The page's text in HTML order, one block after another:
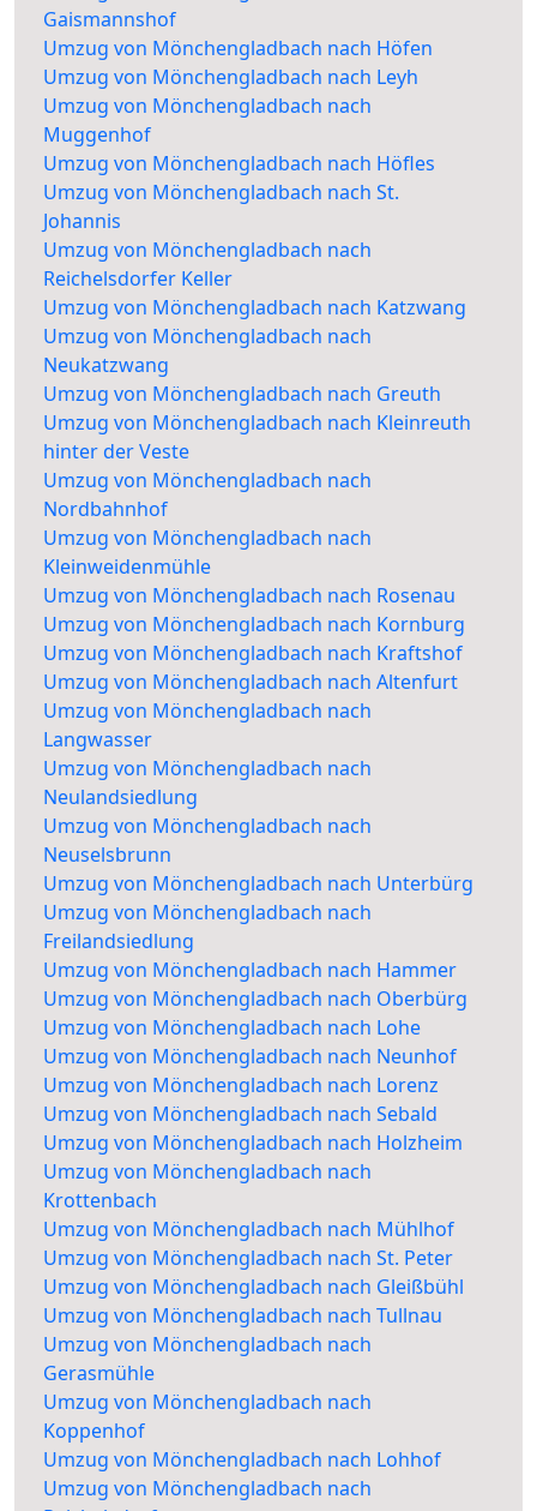
Gaismannshof
Umzug von Mönchengladbach nach Höfen
Umzug von Mönchengladbach nach Leyh
Umzug von Mönchengladbach nach
Muggenhof
Umzug von Mönchengladbach nach Höfles
Umzug von Mönchengladbach nach St.
Johannis
Umzug von Mönchengladbach nach
Reichelsdorfer Keller
Umzug von Mönchengladbach nach Katzwang
Umzug von Mönchengladbach nach
Neukatzwang
Umzug von Mönchengladbach nach Greuth
Umzug von Mönchengladbach nach Kleinreuth
hinter der Veste
Umzug von Mönchengladbach nach
Nordbahnhof
Umzug von Mönchengladbach nach
Kleinweidenmühle
Umzug von Mönchengladbach nach Rosenau
Umzug von Mönchengladbach nach Kornburg
Umzug von Mönchengladbach nach Kraftshof
Umzug von Mönchengladbach nach Altenfurt
Umzug von Mönchengladbach nach
Langwasser
Umzug von Mönchengladbach nach
Neulandsiedlung
Umzug von Mönchengladbach nach
Neuselsbrunn
Umzug von Mönchengladbach nach Unterbürg
Umzug von Mönchengladbach nach
Freilandsiedlung
Umzug von Mönchengladbach nach Hammer
Umzug von Mönchengladbach nach Oberbürg
Umzug von Mönchengladbach nach Lohe
Umzug von Mönchengladbach nach Neunhof
Umzug von Mönchengladbach nach Lorenz
Umzug von Mönchengladbach nach Sebald
Umzug von Mönchengladbach nach Holzheim
Umzug von Mönchengladbach nach
Krottenbach
Umzug von Mönchengladbach nach Mühlhof
Umzug von Mönchengladbach nach St. Peter
Umzug von Mönchengladbach nach Gleißbühl
Umzug von Mönchengladbach nach Tullnau
Umzug von Mönchengladbach nach
Gerasmühle
Umzug von Mönchengladbach nach
Koppenhof
Umzug von Mönchengladbach nach Lohhof
Umzug von Mönchengladbach nach